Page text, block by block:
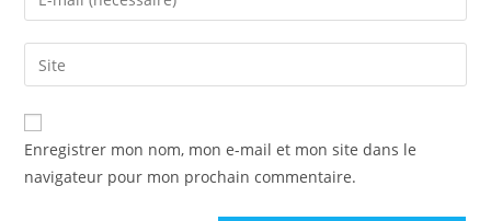
Enregistrer mon nom, mon e-mail et mon site dans le
navigateur pour mon prochain commentaire.